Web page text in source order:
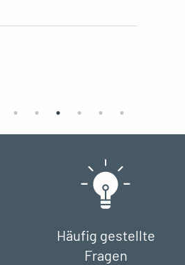
Häufig gestellte
Fragen